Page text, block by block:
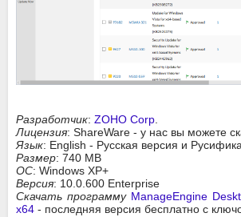
Разработчик: ZOHO Corp.
Лицензия: ShareWare - у нас вы можете
Язык: English - Русская версия и
Размер: 740 MB
ОС: Windows XP+
Версия: 10.0.600 Enterprise
Скачать программу ManageEngine
x64 - последняя версия бесплатно с